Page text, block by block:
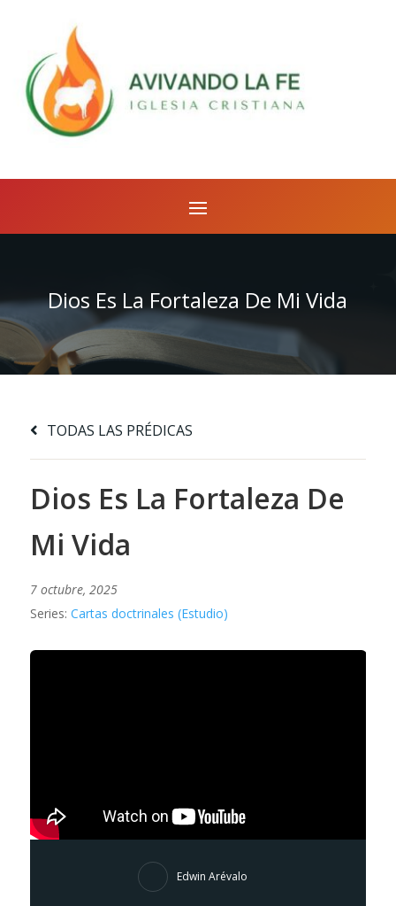
Dios Es La Fortaleza De Mi Vida
TODAS LAS PRÉDICAS
Dios Es La Fortaleza De
Mi Vida
7 octubre, 2025
Series: Cartas doctrinales (Estudio)
Edwin Arévalo